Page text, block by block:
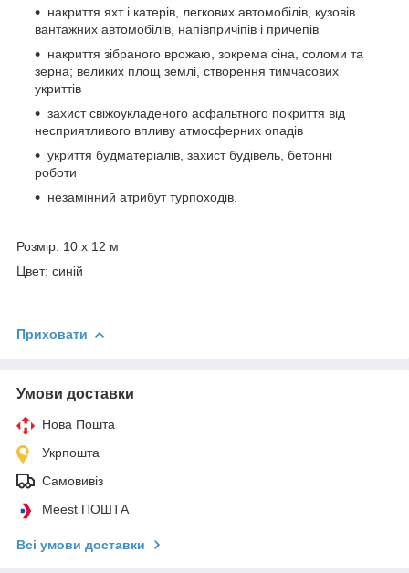
накриття яхт і катерів, легкових автомобілів, кузовів
вантажних автомобілів, напівпричіпів і причепів
накриття зібраного врожаю, зокрема сіна, соломи та
зерна; великих площ землі, створення тимчасових
укриттів
захист свіжоукладеного асфальтного покриття від
несприятливого впливу атмосферних опадів
укриття будматеріалів, захист будівель, бетонні
роботи
незамінний атрибут турпоходів.
Розмір: 10 х 12 м
Цвет: синій
Приховати
Умови доставки
Нова Пошта
Укрпошта
Самовивіз
Meest ПОШТА
Всі умови доставки